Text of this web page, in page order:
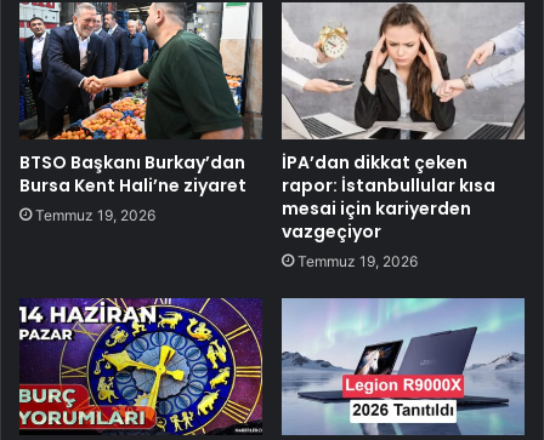
BTSO Başkanı Burkay’dan
Bursa Kent Hali’ne ziyaret
Temmuz 19, 2026
İPA’dan dikkat çeken
rapor: İstanbullular kısa
mesai için kariyerden
vazgeçiyor
Temmuz 19, 2026